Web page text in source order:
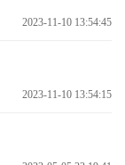
2023-11-10 13:54:45
2023-11-10 13:54:15